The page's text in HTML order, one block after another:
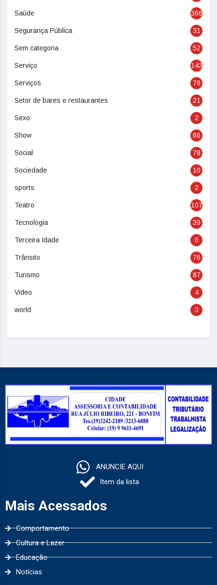
Saúde 366
Segurança Pública 31
Sem categoria 52
Serviço 143
Serviços 76
Setor de bares e restaurantes 21
Sexo 2
Show 66
Social 78
Sociedade 10
sports 2
Teatro 107
Tecnologia 39
Terceira Idade 6
Trânsito 76
Turismo 87
Video 4
world 3
ANUNCIE AQUI
Item da lista
Mais Acessados
Comportamento
Cultura e Lazer
Educação
Notícias